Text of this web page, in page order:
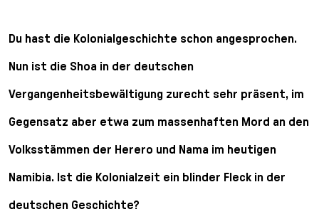
Du hast die Kolonialgeschichte schon angesprochen.
Nun ist die Shoa in der deutschen
Vergangenheitsbewältigung zurecht sehr präsent, im
Gegensatz aber etwa zum massenhaften Mord an den
Volksstämmen der Herero und Nama im heutigen
Namibia. Ist die Kolonialzeit ein blinder Fleck in der
deutschen Geschichte?